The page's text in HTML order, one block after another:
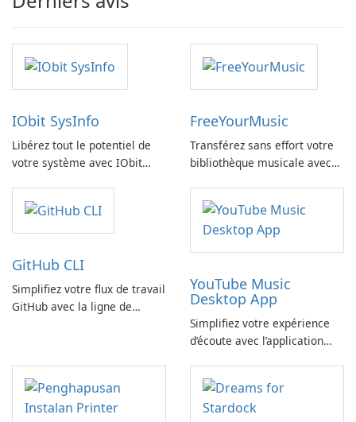
IObit SysInfo
Libérez tout le potentiel de
votre système avec IObit
FreeYourMusic
Transférez sans effort votre
bibliothèque musicale avec
GitHub CLI
Simplifiez votre flux de travail
GitHub avec la ligne de
YouTube Music
Desktop App
Simplifiez votre expérience
d’écoute avec l’application